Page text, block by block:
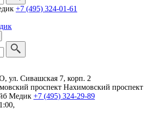
+7 (495) 324-01-61
ул. Сивашская 7, корп. 2
Нахимовский проспект
+7 (495) 324-29-89